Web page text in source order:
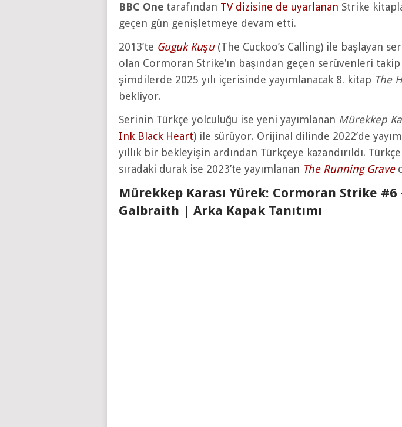
BBC One tarafından TV dizisine de uyarlanan Strike
geçen gün genişletmeye devam etti.
2013’te Guguk Kuşu(The Cuckoo’s Calling) ile başlayan
olan Cormoran Strike’ın başından geçen serüvenleri
şimdilerde 2025 yılı içerisinde yayımlanacak 8. kitap The
bekliyor.
Serinin Türkçe yolculuğu ise yeni yayımlanan Mürekkep
Ink Black Heart) ile sürüyor. Orijinal dilinde 2022’de
yıllık bir bekleyişin ardından Türkçeye kazandırıldı.
sıradaki durak ise 2023’te yayımlanan The Running Grave
Mürekkep Karası Yürek: Cormoran Strike #6
Galbraith | Arka Kapak Tanıtımı